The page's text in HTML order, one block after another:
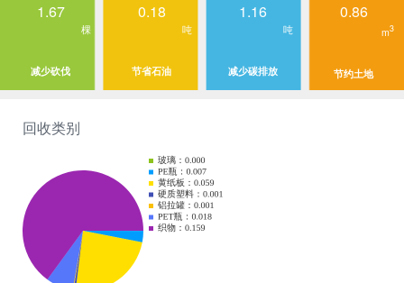
1.67
棵
减少砍伐
0.18
吨
节省石油
1.16
吨
减少碳排放
0.86
m3
节约土地
回收类别